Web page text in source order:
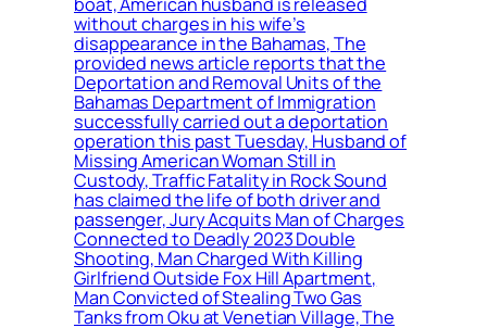
without charges in his wife’s
disappearance in the Bahamas, The
provided news article reports that the
Deportation and Removal Units of the
Bahamas Department of Immigration
successfully carried out a deportation
operation this past Tuesday, Husband of
Missing American Woman Still in
Custody, Traffic Fatality in Rock Sound
has claimed the life of both driver and
passenger, Jury Acquits Man of Charges
Connected to Deadly 2023 Double
Shooting, Man Charged With Killing
Girlfriend Outside Fox Hill Apartment,
Man Convicted of Stealing Two Gas
Tanks from Oku at Venetian Village, The